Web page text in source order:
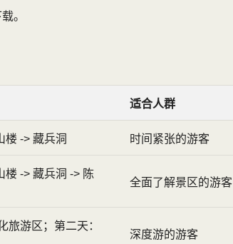
。
适合人群
楼 -> 藏兵洞 时间紧张的游客
楼 -> 藏兵洞 -> 陈
全面了解景区的游客
旅游区；第二天：
深度游的游客